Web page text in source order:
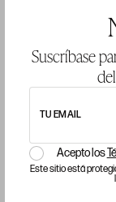
Suscríbase
TU EMAIL
Acepto los
Este sitio está
CADENA Y
Precio salida 350